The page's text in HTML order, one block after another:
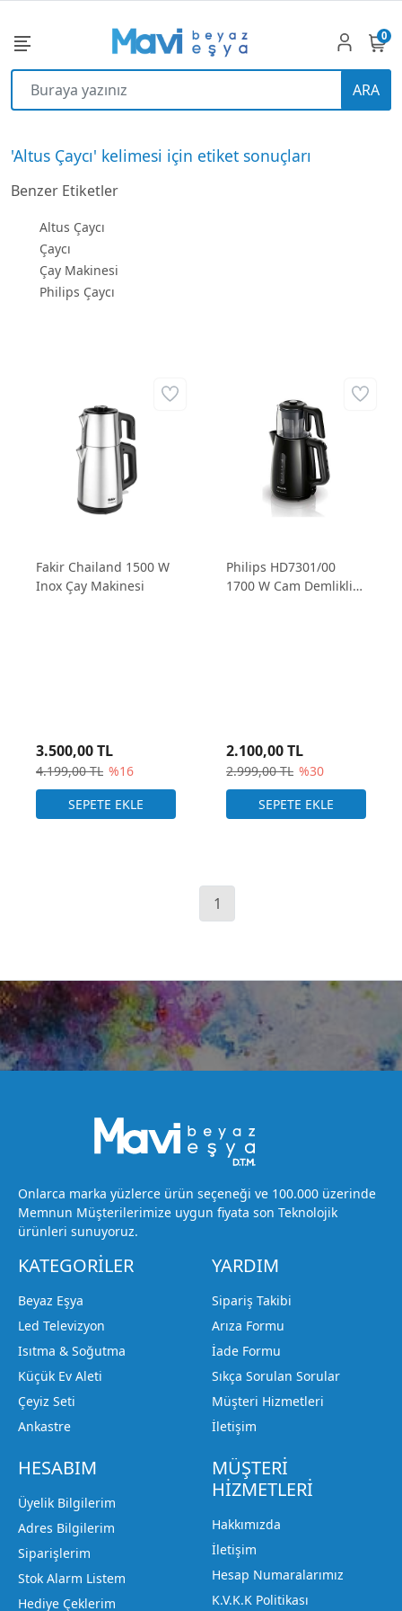
ARA
0
'Altus Çaycı' kelimesi için etiket sonuçları
Benzer Etiketler
Altus Çaycı
Çaycı
Çay Makinesi
Philips Çaycı
Fakir Chailand 1500 W
Inox Çay Makinesi
4.199,00 TL %16
3.500,00 TL
Philips HD7301/00
1700 W Cam Demlikli
2.999,00 TL %30
2.100,00 TL
1
Onlarca marka yüzlerce ürün seçeneği ve 100.000 üzerinde
Memnun Müşterilerimize uygun fiyata son Teknolojik
ürünleri sunuyoruz.
KATEGORİLER
Beyaz Eşya
Led Televizyon
Isıtma & Soğutma
Küçük Ev Aleti
Çeyiz Seti
Ankastre
YARDIM
Sipariş Takibi
Arıza Formu
İade Formu
Sıkça Sorulan Sorular
Müşteri Hizmetleri
İletişim
HESABIM
Üyelik Bilgilerim
Adres Bilgilerim
Siparişlerim
Stok Alarm Listem
Hediye Çeklerim
MÜŞTERİ
HİZMETLERİ
Hakkımızda
İletişim
Hesap Numaralarımız
K.V.K.K Politikası